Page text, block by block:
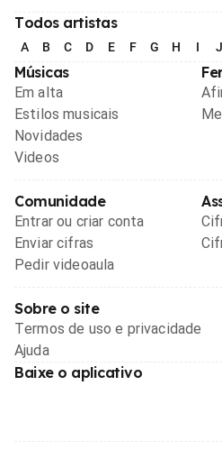
Todos artistas
A B C D E F G H I J
Músicas
Em alta
Estilos musicais
Novidades
Videos
Comunidade
Entrar ou criar conta
Enviar cifras
Pedir videoaula
Sobre o site
Termos de uso e privacidade
Ajuda
Baixe o aplicativo